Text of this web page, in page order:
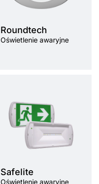
Roundtech
Oświetlenie awaryjne
Safelite
Oświetlenie awaryjne